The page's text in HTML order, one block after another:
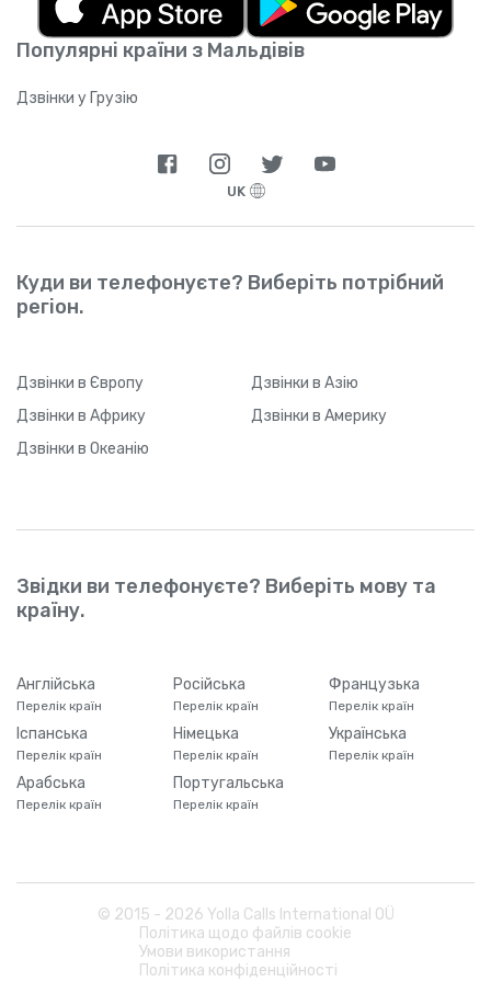
завантажити застосунок (або якщо між
натисканням на посилання та реєстрацією
пройде значний проміжок часу), Yolla може
через технічні обмеження. Щойно ваш друг
підключення до Інтернету.
Популярні країни з Мальдівів
Дзвінки у Грузію
UK
Куди ви телефонуєте? Виберіть потрібний
регіон.
Дзвінки в Європу Дзвінки в Азію
Дзвінки в Африку Дзвінки в Америку
Дзвінки в Океанію
Звідки ви телефонуєте? Виберіть мову та
країну.
Англійська
Перелік країн
Російська
Перелік країн
Французька
Перелік країн
Іспанська
Перелік країн
Німецька
Перелік країн
Українська
Перелік країн
Арабська
Перелік країн
Португальська
Перелік країн
© 2015 - 2026 Yolla Calls International OÜ
Політика щодо файлів cookie
Умови використання
Політика конфіденційності